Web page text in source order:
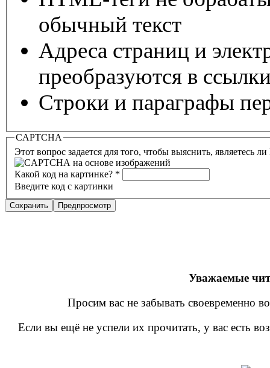
обычный текст
Адреса страниц и
преобразуются в
Строки и параграфы
CAPTCHA
Этот вопрос задается для того, чтобы выяснить, являетесь
Какой код на картинке? *
Введите код с картинки
Уважаемые
Просим вас не забывать своевременно
Если вы ещё не успели их прочитать, у вас есть